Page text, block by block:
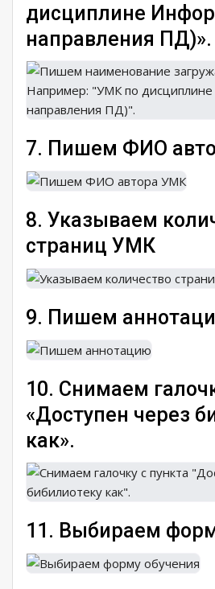
дисциплине
направления ПД)».
7. Пишем ФИО
8. Указываем
страниц УМК
9. Пишем
10. Снимаем
«Доступен через
как».
11. Выбираем